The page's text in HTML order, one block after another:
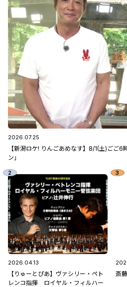
2026.07.25
【新潟ロケ! りんごあめなす】8/1(土)ごご
ン」
2026.04.13
【りゅーとぴあ】ヴァシリー・ペト
レンコ指揮 ロイヤル・フィルハー
斎